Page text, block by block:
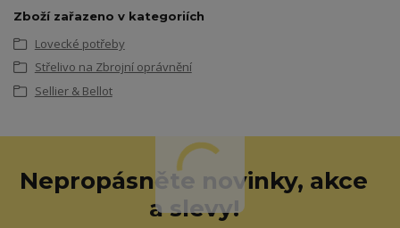
Zboží zařazeno v kategoriích
Lovecké potřeby
Střelivo na Zbrojní oprávnění
Sellier & Bellot
Nepropásněte novinky, akce
a slevy!